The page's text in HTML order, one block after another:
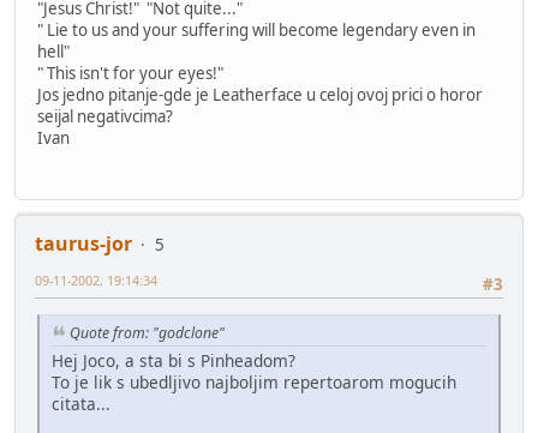
"Jesus Christ!" "Not quite..."
" Lie to us and your suffering will become legendary even in
hell"
" This isn't for your eyes!"
Jos jedno pitanje-gde je Leatherface u celoj ovoj prici o horor
seijal negativcima?
Ivan
taurus-jor
5
#3
09-11-2002, 19:14:34
Quote from: "godclone"
Hej Joco, a sta bi s Pinheadom?
To je lik s ubedljivo najboljim repertoarom mogucih
citata...